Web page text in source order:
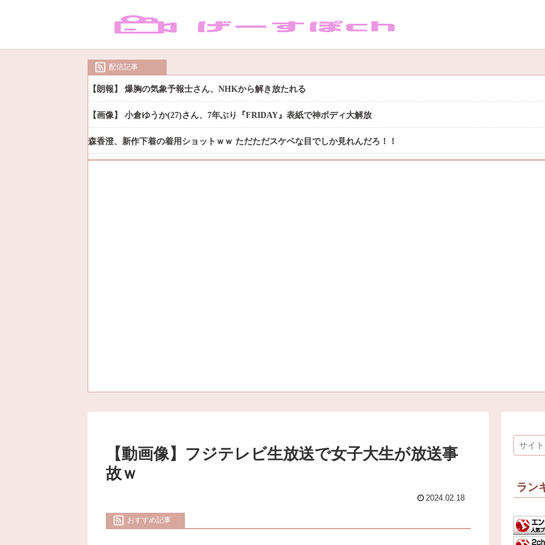
配信記事
【朗報】 爆胸の気象予報士さん、NHKから解き放たれる
【画像】 小倉ゆうか(27)さん、7年ぶり『FRIDAY』表紙で神ボディ大解放
森香澄、新作下着の着用ショットｗｗ ただただスケベな目でしか見れんだろ！！
【動画像】フジテレビ生放送で女子大生が放送事
故ｗ
2024.02.18
おすすめ記事
ラン